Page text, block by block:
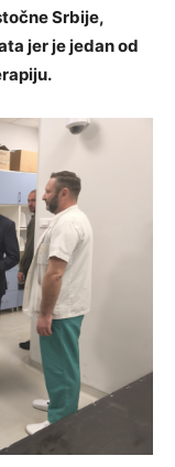
Srbije,
jer je jedan od